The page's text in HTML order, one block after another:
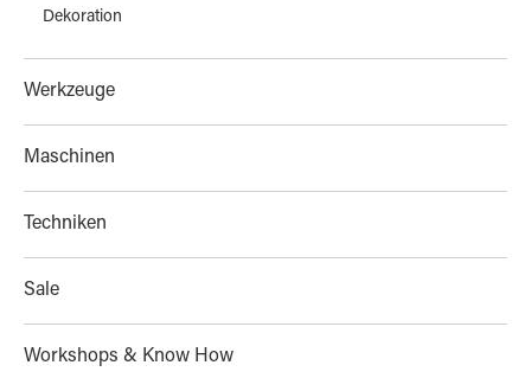
Dekoration
Werkzeuge
Maschinen
Techniken
Sale
Workshops & Know How